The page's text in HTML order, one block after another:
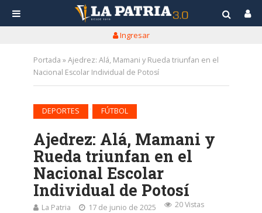
Ingresar
Portada »Ajedrez: Alá, Mamani y Rueda triunfan en el
Nacional Escolar Individual de Potosí
DEPORTES FÚTBOL
Ajedrez: Alá, Mamani y
Rueda triunfan en el
Nacional Escolar
Individual de Potosí
La Patria 17 de junio de 2025 20 Vistas